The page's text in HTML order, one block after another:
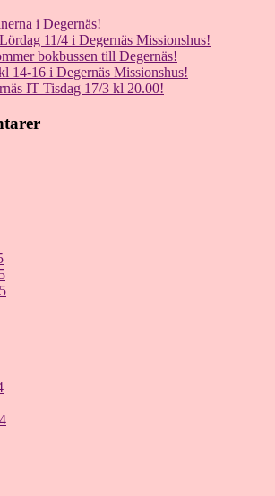
i Degernäs!
11/4 i Degernäs Missionshus!
bokbussen till Degernäs!
14-16 i Degernäs Missionshus!
IT Tisdag 17/3 kl 20.00!